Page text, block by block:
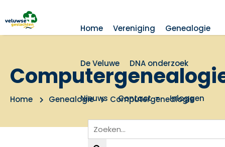
Home Vereniging Genealogie
De Veluwe DNA onderzoek
Nieuws Contact Inloggen
Home Genealogie Computergenealogie